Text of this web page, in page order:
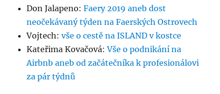
Don Jalapeno:Faery 2019 aneb dost
neočekávaný týden na Faerských Ostrovech
Vojtech:vše o cestě na ISLAND v kostce
Kateřima Kovačová:Vše o podnikání na
Airbnb aneb od začátečníka k profesionálovi
za pár týdnů